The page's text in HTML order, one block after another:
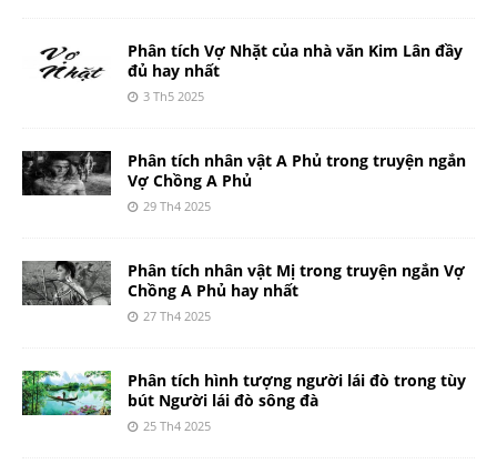
Phân tích Vợ Nhặt của nhà văn Kim Lân đầy
đủ hay nhất
3 Th5 2025
Phân tích nhân vật A Phủ trong truyện ngắn
Vợ Chồng A Phủ
29 Th4 2025
Phân tích nhân vật Mị trong truyện ngắn Vợ
Chồng A Phủ hay nhất
27 Th4 2025
Phân tích hình tượng người lái đò trong tùy
bút Người lái đò sông đà
25 Th4 2025